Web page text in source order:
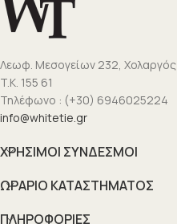
Λεωφ. Μεσογείων 232, Χολαργός
T.K. 155 61
Τηλέφωνο : (+30) 6946025224
info@whitetie.gr
ΧΡΗΣΙΜΟΙ ΣΥΝΔΕΣΜΟΙ
ΩΡΑΡΙΟ ΚΑΤΑΣΤΗΜΑΤΟΣ
ΠΛΗΡΟΦΟΡΙΕΣ